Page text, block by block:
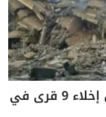
جيش الاحتلال الإسرائيلي يحذر من إخلاء 9 قرى في